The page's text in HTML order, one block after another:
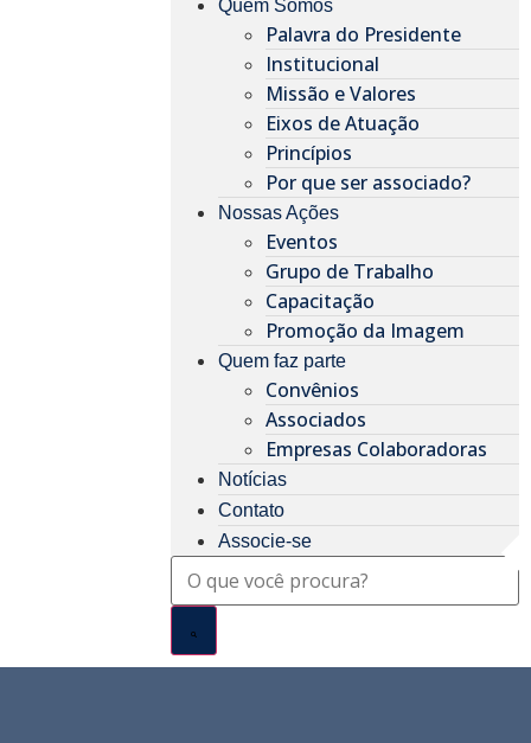
Quem Somos
Palavra do Presidente
Institucional
Missão e Valores
Eixos de Atuação
Princípios
Por que ser associado?​
Nossas Ações
Eventos
Grupo de Trabalho
Capacitação
Promoção da Imagem
Quem faz parte
Convênios
Associados
Empresas Colaboradoras
Notícias
Contato
Associe-se